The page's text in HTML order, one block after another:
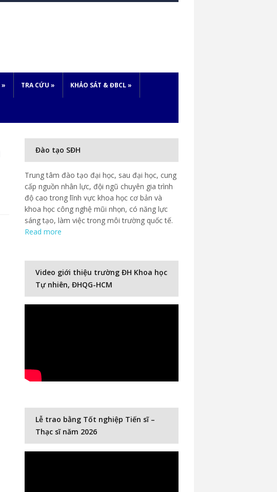
» TRA CỨU » KHẢO SÁT & ĐBCL»
Đào tạo SĐH
Trung tâm đào tạo đại học, sau đại học, cung
cấp nguồn nhân lực, đội ngũ chuyên gia trình
độ cao trong lĩnh vực khoa học cơ bản và
khoa học công nghệ mũi nhọn, có năng lực
sáng tạo, làm việc trong môi trường quốc tế.
Read more
Video giới thiệu trường ĐH Khoa học
Tự nhiên, ĐHQG-HCM
Lễ trao bằng Tốt nghiệp Tiến sĩ –
Thạc sĩ năm 2026